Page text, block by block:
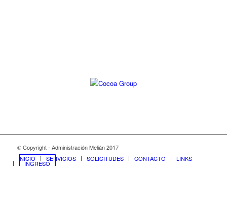
© Copyright - Administración Melián 2017
INICIO
SERVICIOS SOLICITUDES CONTACTO LINKS
INGRESO